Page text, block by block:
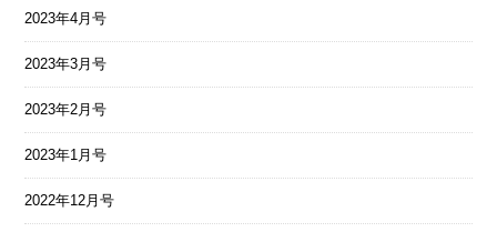
2023年4月号
2023年3月号
2023年2月号
2023年1月号
2022年12月号